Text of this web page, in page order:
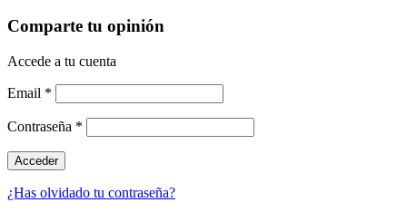
Comparte tu opinión
Accede a tu cuenta
Email *
Contraseña *
¿Has olvidado tu contraseña?